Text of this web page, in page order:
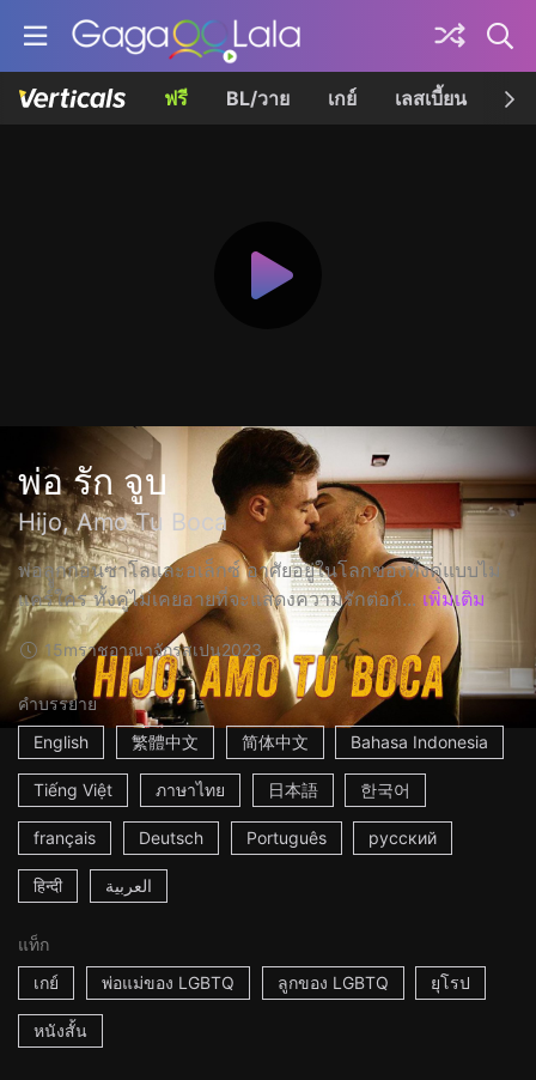
ฟรี BL/วาย เกย์ เลสเบี้ยน เค
พ่อ รัก จูบ
Hijo, Amo Tu Boca
พ่อลููกกอนซาโลและอเล็กซ์ อาศัยอยู่ในโลกของทั้งคู่แบบไม่
แคร์ใคร ทั้งคู่ไม่เคยอายที่จะแสดงความรักต่อกั... เพิ่มเติม
15mราชอาณาจักรสเปน2023
คำบรรยาย
English
繁體中文 简体中文 Bahasa Indonesia
Tiếng Việt ภาษาไทย 日本語 한국어
français Deutsch Português русский
हिन्दी العربية
แท็ก
เกย์
พ่อแม่ของ LGBTQ ลูกของ LGBTQ ยุโรป
หนังสั้น